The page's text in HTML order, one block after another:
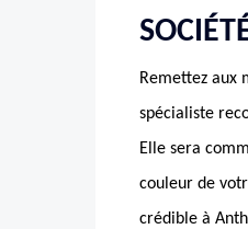
Remettez aux
spécialiste
Elle sera
couleur de
crédible à